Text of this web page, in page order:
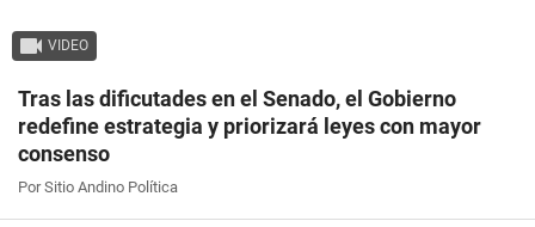
VIDEO
Tras las dificutades en el Senado, el Gobierno
redefine estrategia y priorizará leyes con mayor
consenso
Por Sitio Andino Política